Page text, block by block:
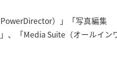
）」「写真編集
、「Media Suite（オールイン